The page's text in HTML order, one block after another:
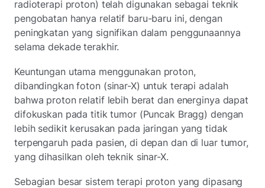
radioterapi proton) telah digunakan sebagai teknik
pengobatan hanya relatif baru-baru ini, dengan
peningkatan yang signifikan dalam penggunaannya
selama dekade terakhir.
Keuntungan utama menggunakan proton,
dibandingkan foton (sinar-X) untuk terapi adalah
bahwa proton relatif lebih berat dan energinya dapat
difokuskan pada titik tumor (Puncak Bragg) dengan
lebih sedikit kerusakan pada jaringan yang tidak
terpengaruh pada pasien, di depan dan di luar tumor,
yang dihasilkan oleh teknik sinar-X.
Sebagian besar sistem terapi proton yang dipasang